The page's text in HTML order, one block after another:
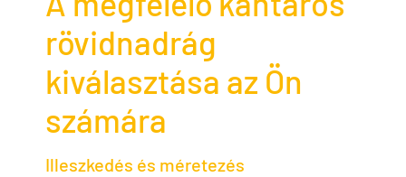
rövidnadrág
kiválasztása az Ön
számára
Illeszkedés és méretezés